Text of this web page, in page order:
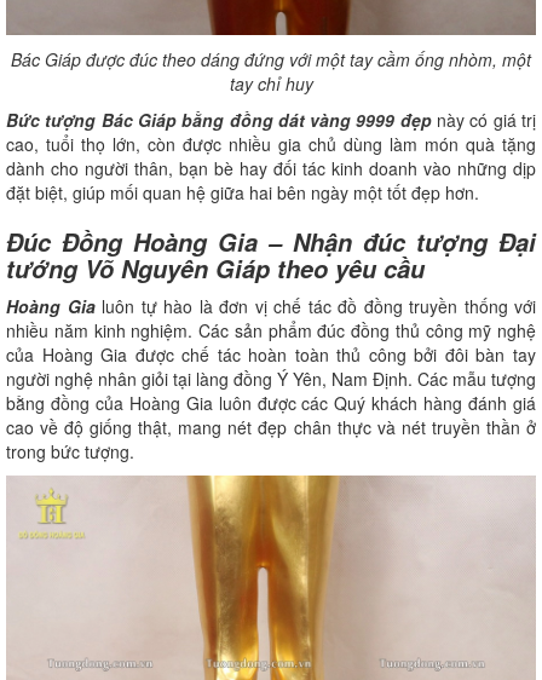
Bác Giáp được đúc theo dáng đứng với một tay cầm ống nhòm, một
tay chỉ huy
Bức tượng Bác Giáp bằng đồng dát vàng 9999 đẹpnày có giá trị
cao, tuổi thọ lớn, còn được nhiều gia chủ dùng làm món quà tặng
dành cho người thân, bạn bè hay đối tác kinh doanh vào những dịp
đặt biệt, giúp mối quan hệ giữa hai bên ngày một tốt đẹp hơn.
Đúc Đồng Hoàng Gia – Nhận đúc tượng Đại
tướng Võ Nguyên Giáp theo yêu cầu
Hoàng Gialuôn tự hào là đơn vị chế tác đồ đồng truyền thống với
nhiều năm kinh nghiệm. Các sản phẩm đúc đồng thủ công mỹ nghệ
của Hoàng Gia được chế tác hoàn toàn thủ công bởi đôi bàn tay
người nghệ nhân giỏi tại làng đồng Ý Yên, Nam Định. Các mẫu tượng
bằng đồng của Hoàng Gia luôn được các Quý khách hàng đánh giá
cao về độ giống thật, mang nét đẹp chân thực và nét truyền thần ở
trong bức tượng.